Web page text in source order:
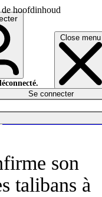
de hoofdinhoud
Close menu
Se connecter
son
talibans à